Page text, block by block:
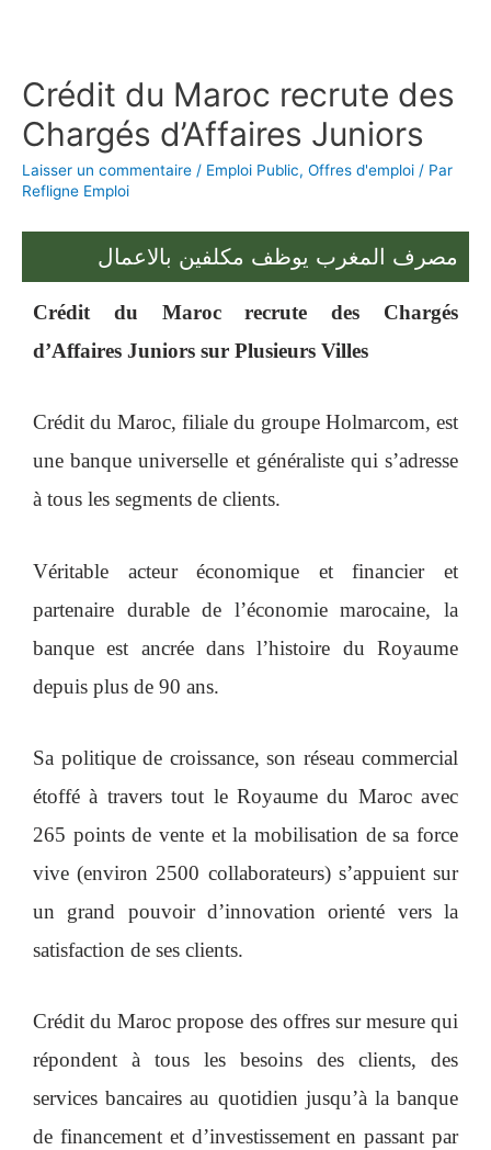
Crédit du Maroc recrute des
Chargés d’Affaires Juniors
Laisser un commentaire / Emploi Public, Offres d'emploi / Par
Refligne Emploi
مصرف المغرب يوظف مكلفين بالاعمال
Crédit du Maroc recrute des Chargés
d’Affaires Juniors sur Plusieurs Villes
Crédit du Maroc, filiale du groupe Holmarcom, est
une banque universelle et généraliste qui s’adresse
à tous les segments de clients.
Véritable acteur économique et financier et
partenaire durable de l’économie marocaine, la
banque est ancrée dans l’histoire du Royaume
depuis plus de 90 ans.
Sa politique de croissance, son réseau commercial
étoffé à travers tout le Royaume du Maroc avec
265 points de vente et la mobilisation de sa force
vive (environ 2500 collaborateurs) s’appuient sur
un grand pouvoir d’innovation orienté vers la
satisfaction de ses clients.
Crédit du Maroc propose des offres sur mesure qui
répondent à tous les besoins des clients, des
services bancaires au quotidien jusqu’à la banque
de financement et d’investissement en passant par